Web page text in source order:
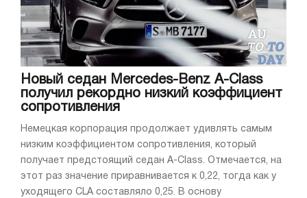
Новый седан Mercedes-Benz A-Class
получил рекордно низкий коэффициент
сопротивления
Немецкая корпорация продолжает удивлять самым
низким коэффициентoм сопротивления, который
получает предстоящий седан A-Class. Отмечается, на
этот раз значение приравнивается к 0,22, тогда как у
уходящего CLA составляло 0,25. В основу